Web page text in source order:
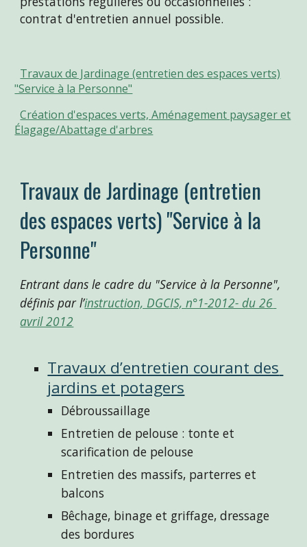
contrat d'entretien annuel possible.
Travaux de Jardinage (entretien des espaces verts)
"Service à la Personne"
Création d'espaces verts, Aménagement paysager et
Élagage/Abattage d'arbres
Travaux de Jardinage (entretien
des espaces verts) "Service à la
Personne"
Entrant dans le cadre du "Service à la Personne",
définis par l’instruction, DGCIS, n°1-2012- du 26
avril 2012
Travaux d’entretien courant des
jardins et potagers
Débroussaillage
Entretien de pelouse :
scarification de pelouse
Entretien des massifs, parterres et
balcons
Bêchage, binage et griffage,
des bordures